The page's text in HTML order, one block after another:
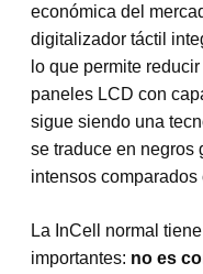
económica del
digitalizador táctil
lo que permite
paneles LCD con
sigue siendo una
se traduce en negros
intensos comparados
La InCell normal
importantes: no es